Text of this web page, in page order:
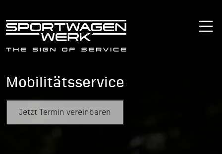
Mobilitätsservice
Jetzt Termin vereinbaren